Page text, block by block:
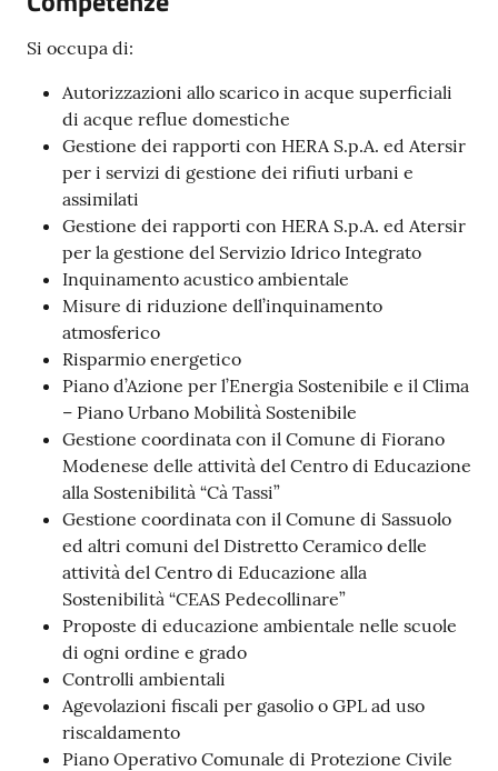
Segnalazioni
argomenti...
Seguici
Si occupa di:
Autorizzazioni allo scarico in acque superficiali
di acque reflue domestiche
Gestione dei rapporti con HERA S.p.A. ed Atersir
per i servizi di gestione dei rifiuti urbani e
assimilati
Gestione dei rapporti con HERA S.p.A. ed Atersir
per la gestione del Servizio Idrico Integrato
Inquinamento acustico ambientale
Misure di riduzione dell’inquinamento
atmosferico
Risparmio energetico
Piano d’Azione per l’Energia Sostenibile e il Clima
– Piano Urbano Mobilità Sostenibile
Gestione coordinata con il Comune di Fiorano
Modenese delle attività del Centro di Educazione
alla Sostenibilità “Cà Tassi”
Gestione coordinata con il Comune di Sassuolo
ed altri comuni del Distretto Ceramico delle
attività del Centro di Educazione alla
Sostenibilità “CEAS Pedecollinare”
Proposte di educazione ambientale nelle scuole
di ogni ordine e grado
Controlli ambientali
Agevolazioni fiscali per gasolio o GPL ad uso
riscaldamento
Piano Operativo Comunale di Protezione Civile